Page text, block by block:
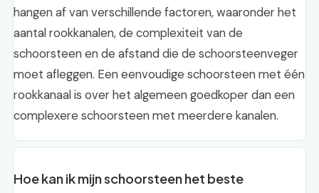
hangen af van verschillende factoren, waaronder het
aantal rookkanalen, de complexiteit van de
schoorsteen en de afstand die de schoorsteenveger
moet afleggen. Een eenvoudige schoorsteen met één
rookkanaal is over het algemeen goedkoper dan een
complexere schoorsteen met meerdere kanalen.
Hoe kan ik mijn schoorsteen het beste